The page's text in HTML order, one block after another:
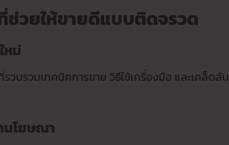
ช่วยให้ขายดีแบบติดจรวด
หม่
วบรวมเทคนิคการขาย วิธีใช้เครื่องมือ และเคล็ดลับ
นโฆษณา